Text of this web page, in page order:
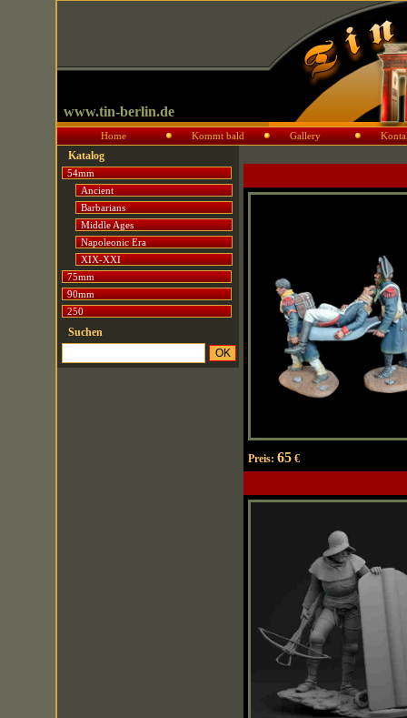
www.tin-berlin.de
Home Kommt bald Gallery
Katalog
54mm
Ancient
Barbarians
Middle Ages
Napoleonic Era
XIX-XXI
75mm
90mm
250
Suchen
Preis: 65€